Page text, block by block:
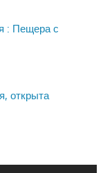
: Пещера с
открыта